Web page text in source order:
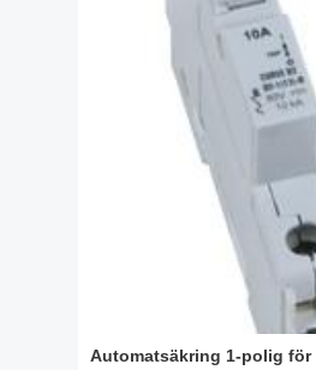
Automatsäkring 1-polig för